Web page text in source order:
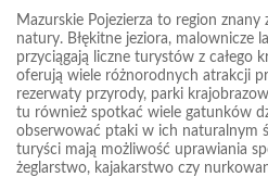
Mazurskie Pojezierza to region
natury. Błękitne jeziora, malownicze
przyciągają liczne turystów z całego
oferują wiele różnorodnych atrakcji
rezerwaty przyrody, parki
tu również spotkać wiele gatunków
obserwować ptaki w ich naturalnym
turyści mają możliwość uprawiania
żeglarstwo, kajakarstwo czy